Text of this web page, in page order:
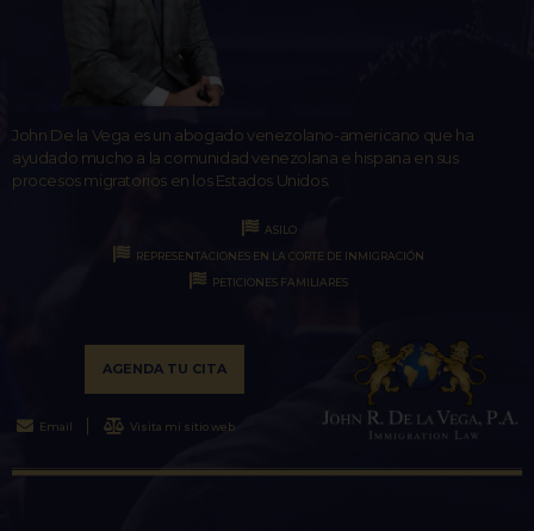
John De la Vega es un abogado venezolano-americano que ha
ayudado mucho a la comunidad venezolana e hispana en sus
procesos migratorios en los Estados Unidos.
ASILO
REPRESENTACIONES EN LA CORTE DE INMIGRACIÓN
PETICIONES FAMILIARES
AGENDA TU CITA
Email Visita mi sitio web